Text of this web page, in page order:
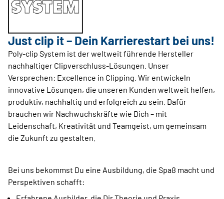
Just clip it – Dein Karrierestart bei uns!
Poly-clip System ist der weltweit führende Hersteller
nachhaltiger Clipverschluss-Lösungen. Unser
Versprechen: Excellence in Clipping. Wir entwickeln
innovative Lösungen, die unseren Kunden weltweit helfen,
produktiv, nachhaltig und erfolgreich zu sein. Dafür
brauchen wir Nachwuchskräfte wie Dich – mit
Leidenschaft, Kreativität und Teamgeist, um gemeinsam
die Zukunft zu gestalten.
Bei uns bekommst Du eine Ausbildung, die Spaß macht und
Perspektiven schafft: